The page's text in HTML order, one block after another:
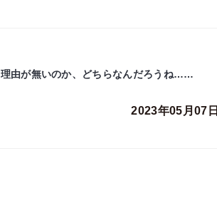
由が無いのか、どちらなんだろうね……
2023年05月07日